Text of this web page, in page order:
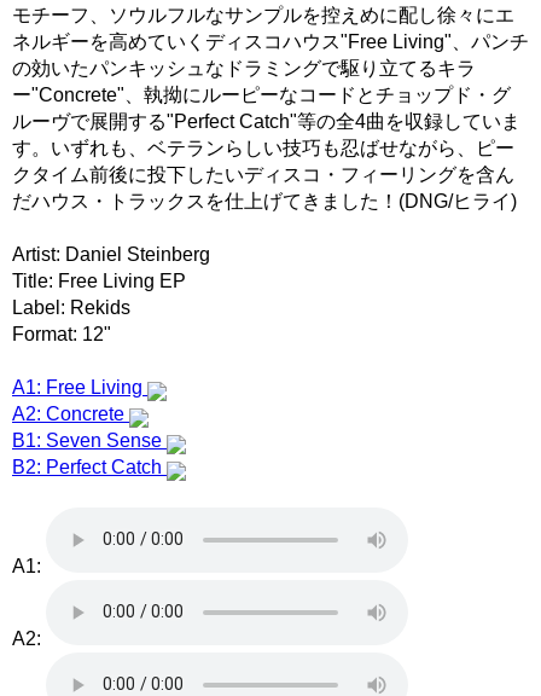
モチーフ、ソウルフルなサンプルを控えめに配し徐々にエ
ネルギーを高めていくディスコハウス"Free Living"、パンチ
の効いたパンキッシュなドラミングで駆り立てるキラ
ー"Concrete"、執拗にルーピーなコードとチョップド・グ
ルーヴで展開する"Perfect Catch"等の全4曲を収録していま
す。いずれも、ベテランらしい技巧も忍ばせながら、ピー
クタイム前後に投下したいディスコ・フィーリングを含ん
だハウス・トラックスを仕上げてきました！(DNG/ヒライ)
Artist: Daniel Steinberg
Title: Free Living EP
Label: Rekids
Format: 12"
A1: Free Living
A2: Concrete
B1: Seven Sense
B2: Perfect Catch
A1:
A2: